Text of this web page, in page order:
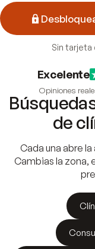
Sin tarjeta
Excelente
Opiniones
de
Cada una abre
Cambias la zona,